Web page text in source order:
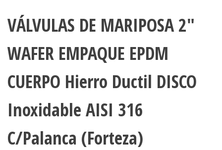
VÁLVULAS DE MARIPOSA 2″
WAFER EMPAQUE EPDM
CUERPO Hierro Ductil DISCO
Inoxidable AISI 316
C/Palanca (Forteza)